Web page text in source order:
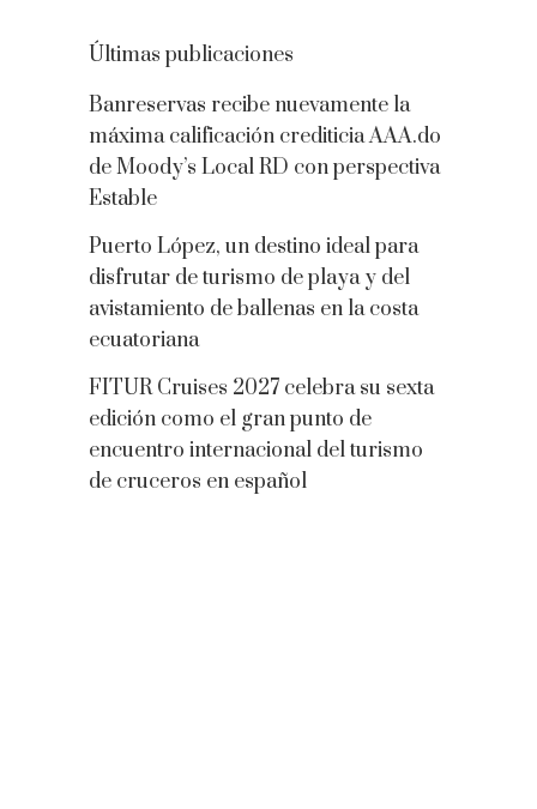
Últimas publicaciones
Banreservas recibe nuevamente la
máxima calificación crediticia AAA.do
de Moody’s Local RD con perspectiva
Estable
Puerto López, un destino ideal para
disfrutar de turismo de playa y del
avistamiento de ballenas en la costa
ecuatoriana
FITUR Cruises 2027 celebra su sexta
edición como el gran punto de
encuentro internacional del turismo
de cruceros en español